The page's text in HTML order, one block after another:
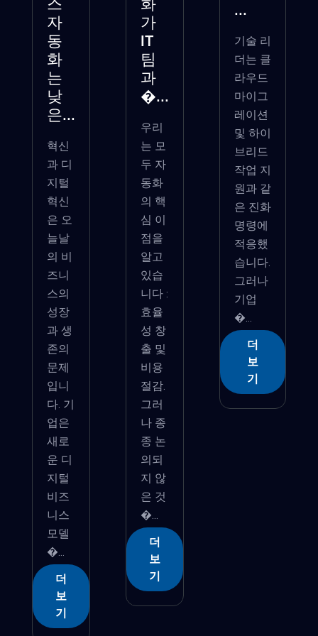
스
자
동
화
는
낮
은...
혁신
과 디
지털
혁신
은 오
늘날
의 비
즈니
스의
성장
과 생
존의
문제
입니
다. 기
업은
새로
운 디
지털
비즈
니스
모델
�...
더
보
기
화
가
IT
팀
과
�...
우리
는 모
두 자
동화
의 핵
심 이
점을
알고
있습
니다 :
효율
성 창
출 및
비용
절감.
그러
나 종
종 논
의되
지 않
은 것
�...
더
보
기
...
기술 리
더는 클
라우드
마이그
레이션
및 하이
브리드
작업 지
원과 같
은 진화
명령에
적응했
습니다.
그러나
기업
�...
더
보
기